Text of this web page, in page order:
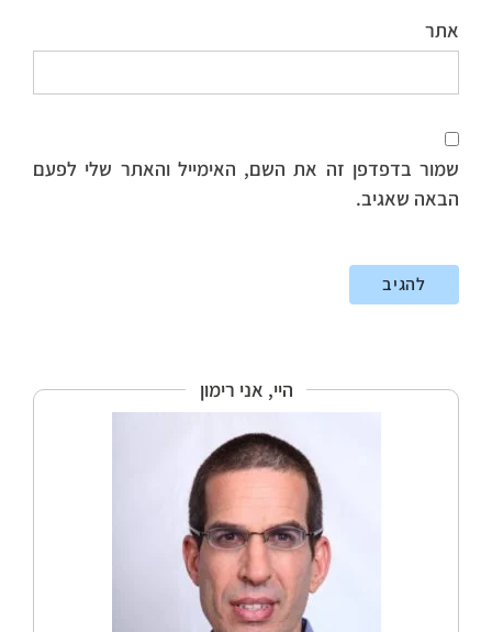
אתר
שמור בדפדפן זה את השם, האימייל והאתר שלי לפעם
הבאה שאגיב.
היי, אני רימון